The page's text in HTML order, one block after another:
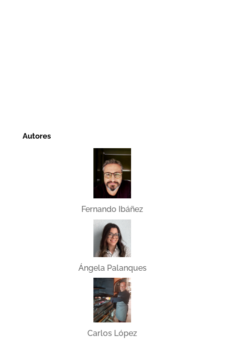
Autores
Fernando Ibáñez
Ángela Palanques
Carlos López